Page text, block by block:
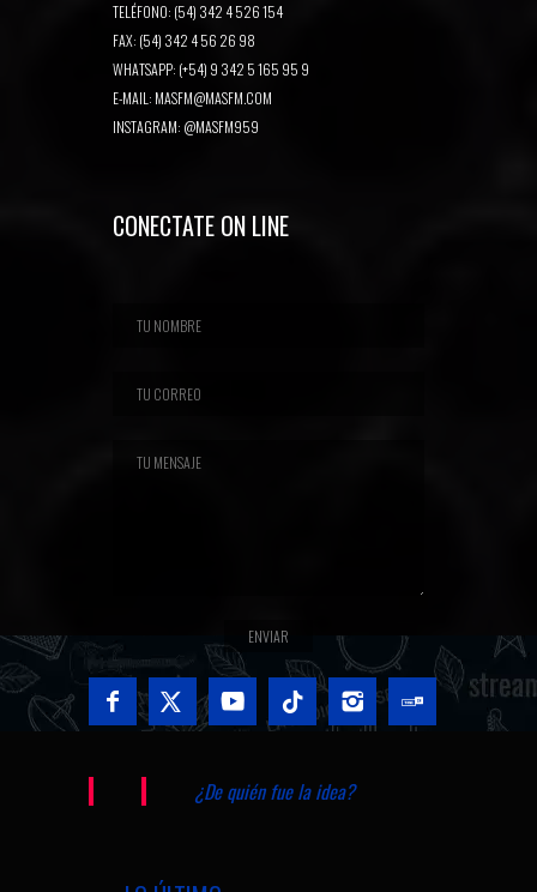
TELÉFONO: (54) 342 4 526 154
FAX: (54) 342 4 56 26 98
WHATSAPP: (+54) 9 342 5 165 95 9
E-MAIL: MASFM@MASFM.COM
INSTAGRAM: @MASFM959
CONECTATE ON LINE
¿De quién fue la idea?